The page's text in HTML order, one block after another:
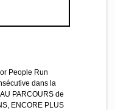
People Run
dans la
PARCOURS de
ENCORE PLUS